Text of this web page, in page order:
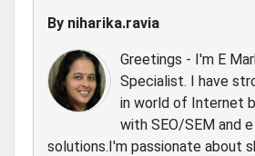
By niharika.ravia
Greetings - I'm E
Specialist. I have
in world of Internet
with SEO/SEM and
solutions.I'm passionate about